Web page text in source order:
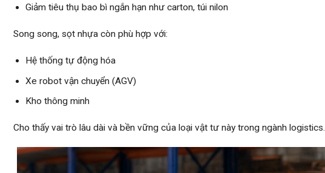
Giảm tiêu thụ bao bì ngắn hạn như carton, túi nilon
Song song, sọt nhựa còn phù hợp với:
Hệ thống tự động hóa
Xe robot vận chuyển (AGV)
Kho thông minh
Cho thấy vai trò lâu dài và bền vững của loại vật tư này trong ngành logistics.